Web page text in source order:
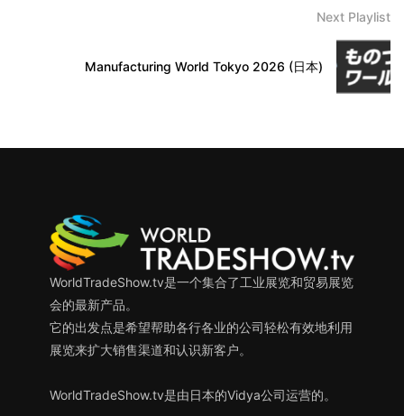
Next Playlist
Manufacturing World Tokyo 2026 (日本)
WorldTradeShow.tv是一个集合了工业展览和贸易展览
会的最新产品。
它的出发点是希望帮助各行各业的公司轻松有效地利用
展览来扩大销售渠道和认识新客户。
WorldTradeShow.tv是由日本的Vidya公司运营的。